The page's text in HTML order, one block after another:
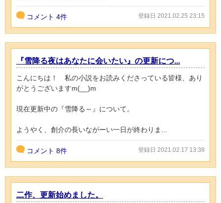
コメント 4件 登録日 2021.02.25 23:15
『雪降る夜はあなたに会いたい』の更新につ...
こんにちは！ 私の小説をお読みくださっている皆様、あり
がとうございますm(__)m
現在更新中の『雪降る～』について。
ようやく、創介の長いながーい一日が終わりま...
コメント 8件 登録日 2021.02.17 13:38
二作、更新始めました。